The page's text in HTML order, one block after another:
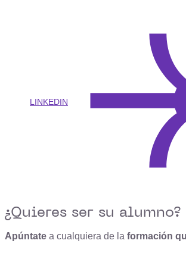
LINKEDIN
¿Quieres ser su alumno?
Apúntate a cualquiera de la formación